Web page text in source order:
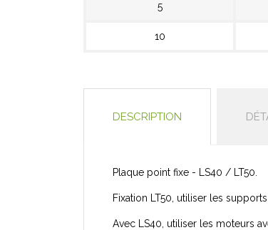
5
10
DESCRIPTION
Plaque point fixe - LS40 / LT50.
Fixation LT50, utiliser les
Avec LS40, utiliser les moteurs